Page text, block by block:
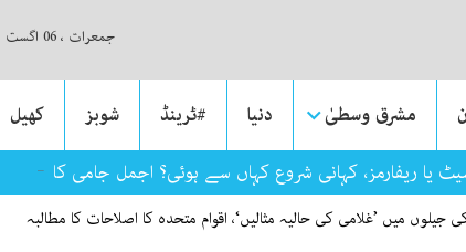
جمعرات ، 06 اگست ، 2026
مشرق وسطیٰ دنیا #ٹرینڈ شوبز کھیل
یا ریفارمز، کہانی شروع کہاں سے ہوئی؟ اجمل جامی کا کالم
جیلوں میں ’غلامی کی حالیہ مثالیں‘، اقوام متحدہ کا اصلاحات کا مطالبہ